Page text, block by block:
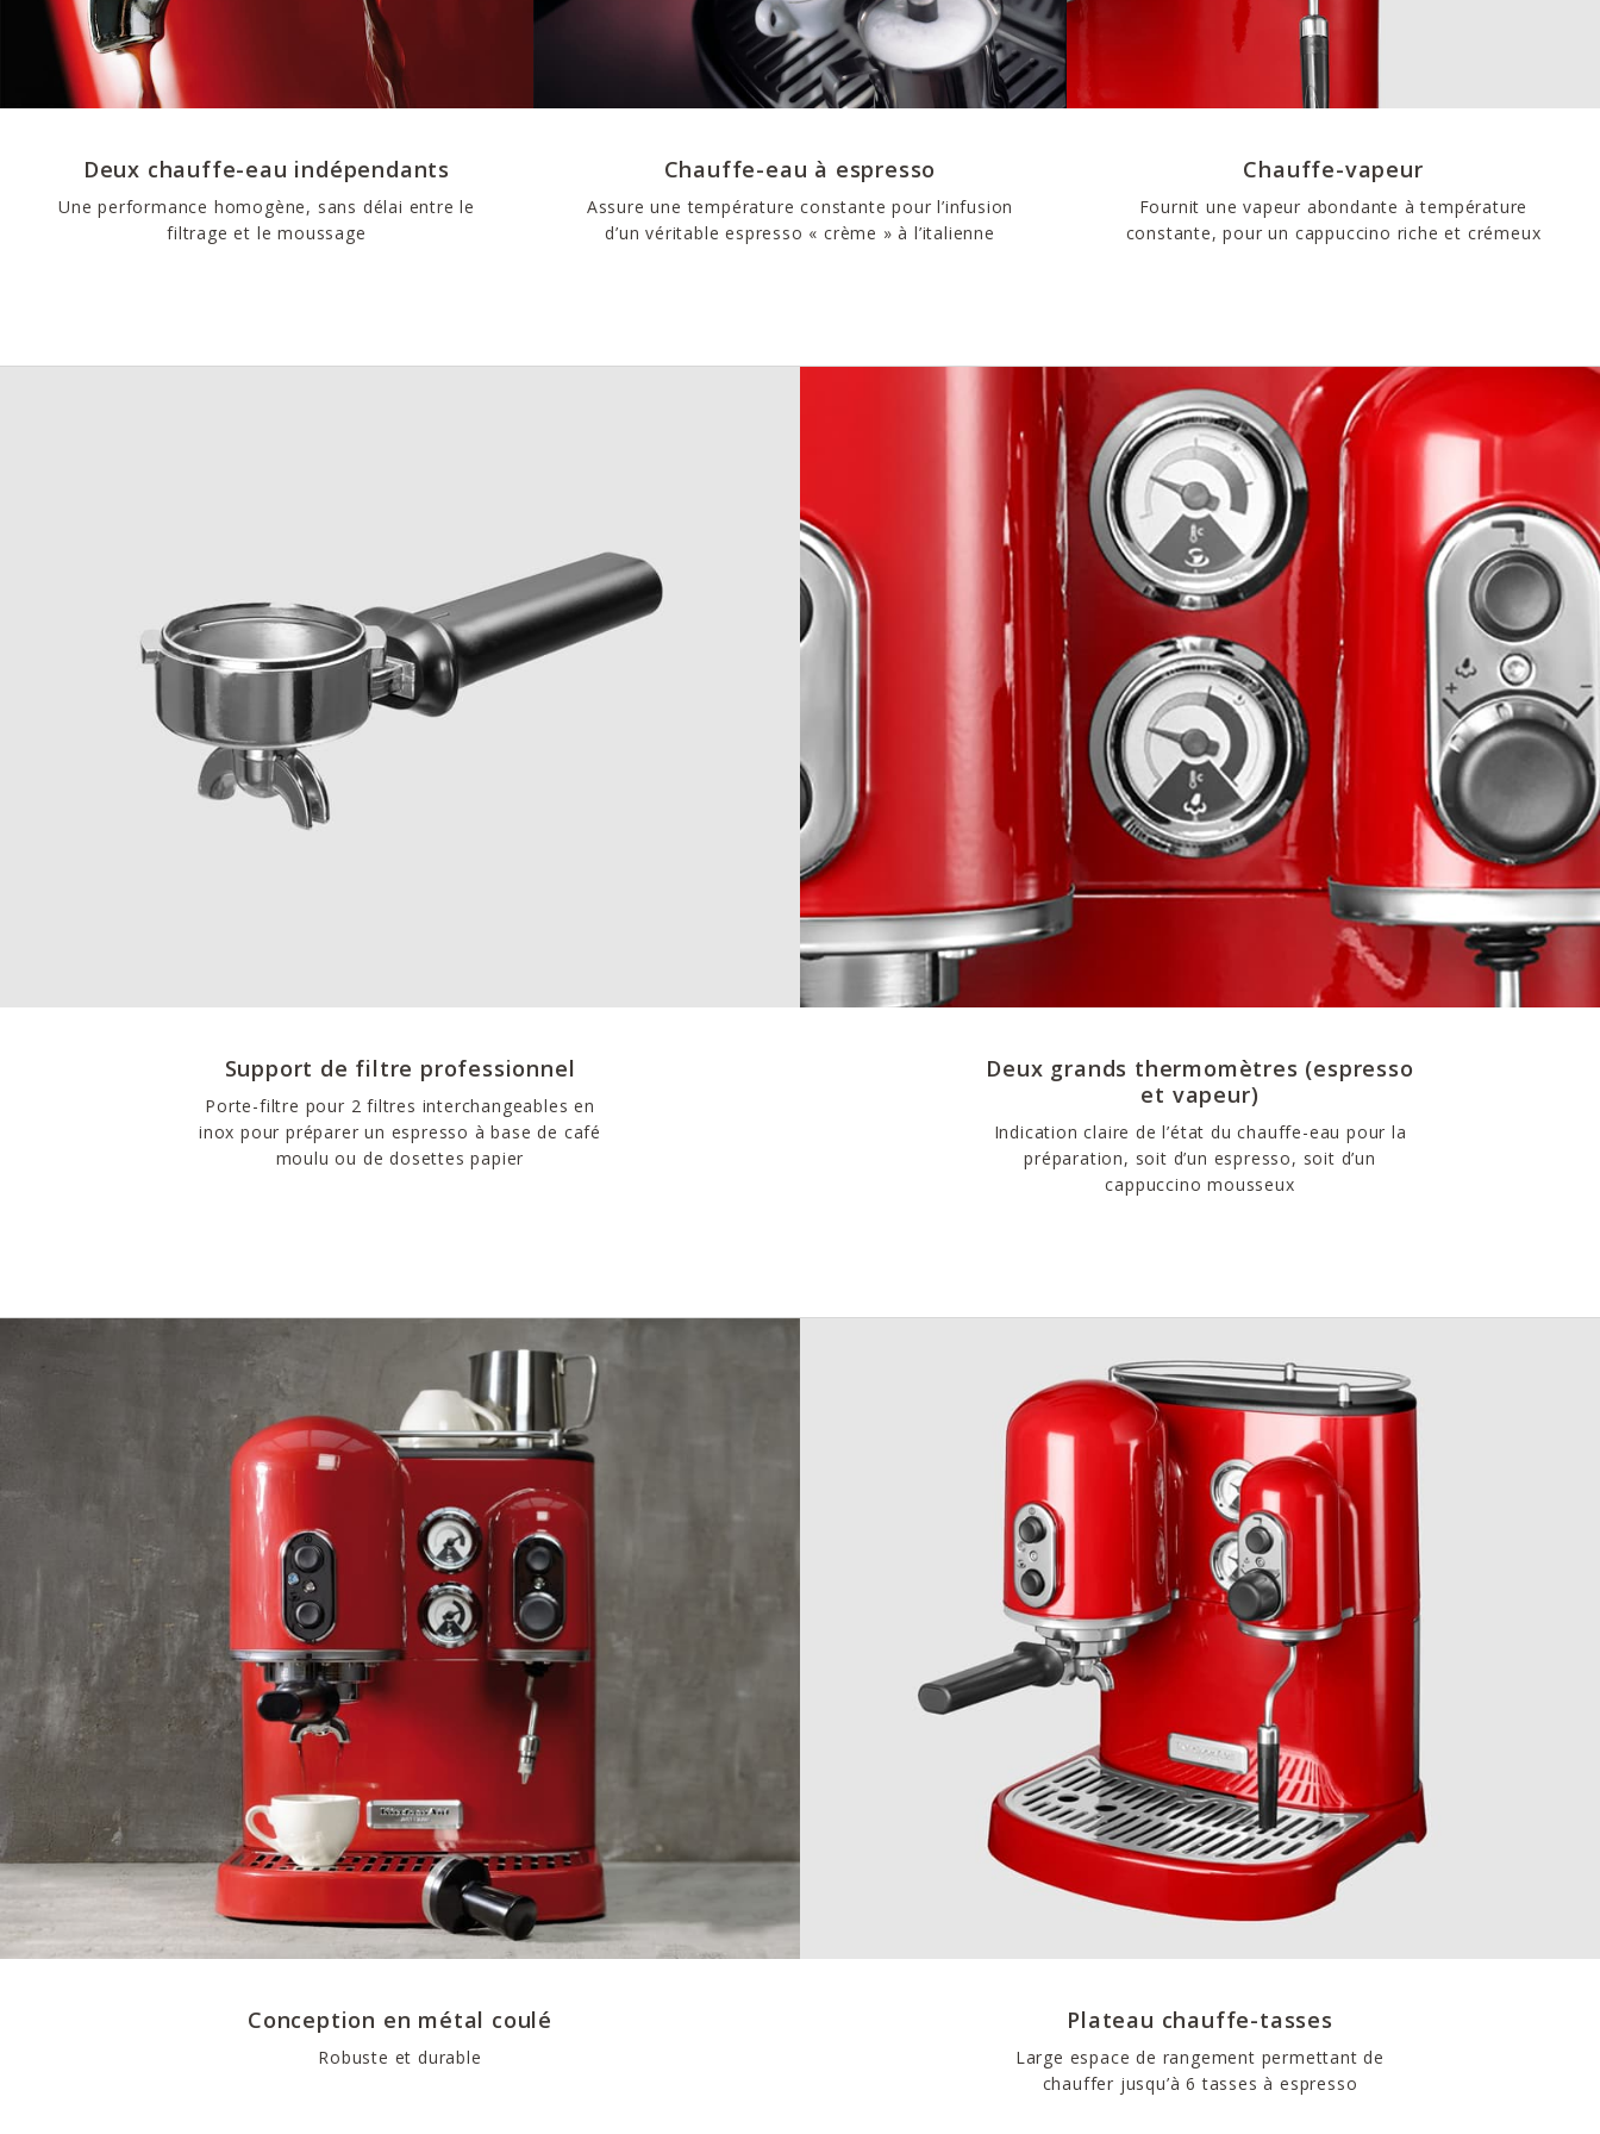
Deux chauffe-eau indépendants
Une performance homogène, sans délai entre le
filtrage et le moussage
Chauffe-eau à espresso
Assure une température constante pour l’infusion
d’un véritable espresso « crème » à l’italienne
Chauffe-vapeur
Fournit une vapeur abondante à température
constante, pour un cappuccino riche et crémeux
Support de filtre professionnel
Porte-filtre pour 2 filtres interchangeables en
inox pour préparer un espresso à base de café
moulu ou de dosettes papier
Deux grands thermomètres (espresso
et vapeur)
Indication claire de l’état du chauffe-eau pour la
préparation, soit d’un espresso, soit d’un
cappuccino mousseux
Conception en métal coulé
Robuste et durable
Plateau chauffe-tasses
Large espace de rangement permettant de
chauffer jusqu’à 6 tasses à espresso